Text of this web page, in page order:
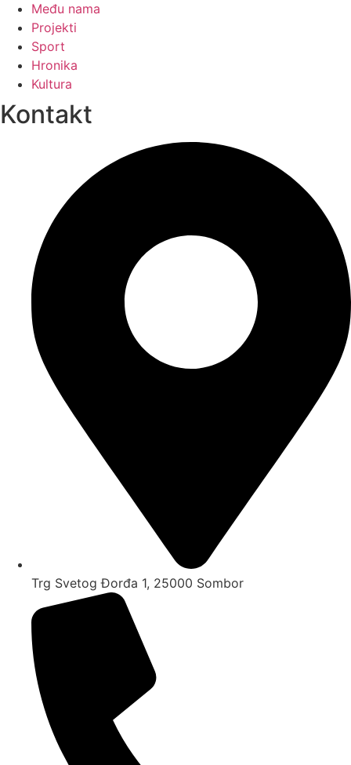
Među nama
Projekti
Sport
Hronika
Kultura
Kontakt
Trg Svetog Đorđa 1, 25000 Sombor